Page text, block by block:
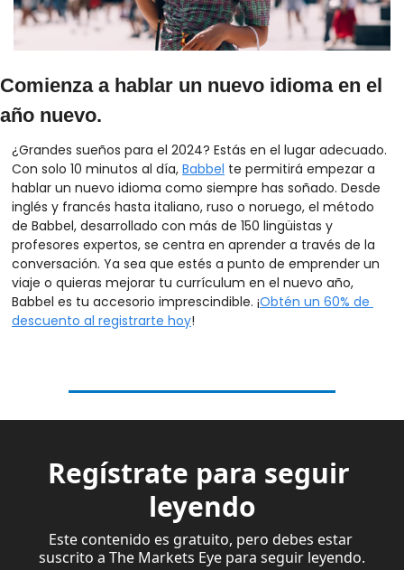
Comienza a hablar un nuevo idioma en el
año nuevo.
¿Grandes sueños para el 2024? Estás en el lugar adecuado.
Con solo 10 minutos al día, Babbel te permitirá empezar a
hablar un nuevo idioma como siempre has soñado. Desde
inglés y francés hasta italiano, ruso o noruego, el método
de Babbel, desarrollado con más de 150 lingüistas y
profesores expertos, se centra en aprender a través de la
conversación. Ya sea que estés a punto de emprender un
viaje o quieras mejorar tu currículum en el nuevo año,
Babbel es tu accesorio imprescindible. ¡Obtén un 60% de
descuento al registrarte hoy!
Regístrate para seguir
leyendo
Este contenido es gratuito, pero debes estar
suscrito a The Markets Eye para seguir leyendo.